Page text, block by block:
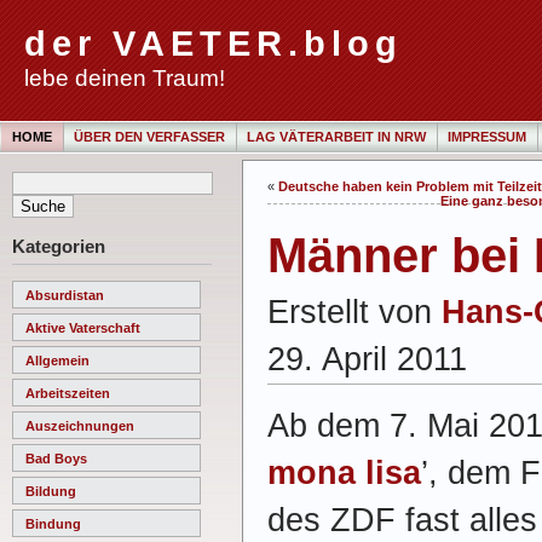
der VAETER.blog
lebe deinen Traum!
HOME ÜBER DEN VERFASSER LAG VÄTERARBEIT IN NRW IMPRESSUM
Kategorien
Absurdistan
Aktive Vaterschaft
Allgemein
Arbeitszeiten
Auszeichnungen
Bad Boys
Bildung
Bindung
« Deutsche haben kein Problem mit
Eine ganz
Männer bei
Erstellt von
29. April 2011
Ab dem 7. Mai
mona lisa’, dem
des ZDF fast